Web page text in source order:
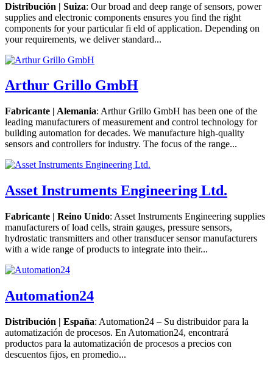
Distribución | Suiza: Our broad and deep range of sensors, power
supplies and electronic components ensures you find the right
components for your particular fi eld of application. Depending on
your requirements, we deliver standard...
Arthur Grillo GmbH
Fabricante | Alemania: Arthur Grillo GmbH has been one of the
leading manufacturers of measurement and control technology for
building automation for decades. We manufacture high-quality
sensors and controllers for industry. The focus of the range...
Asset Instruments Engineering Ltd.
Fabricante | Reino Unido: Asset Instruments Engineering supplies
manufacturers of load cells, strain gauges, pressure sensors,
hydrostatic transmitters and other transducer sensor manufacturers
with a wide range of products to integrate into their...
Automation24
Distribución | España: Automation24 – Su distribuidor para la
automatización de procesos. En Automation24, encontrará
productos para la automatización de procesos a precios con
descuentos fijos, en promedio...